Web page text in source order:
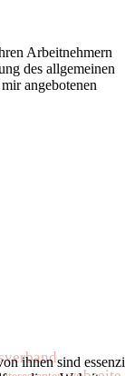
Arbeitnehmern
des allgemeinen
angebotenen
ihnen sind